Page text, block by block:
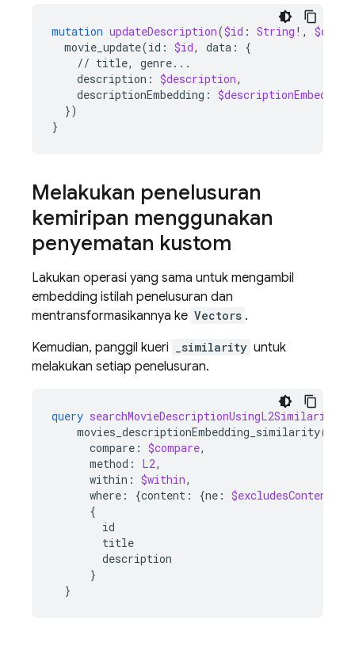
mutation updateDescription($id : String !,
movie_update(id : $id, data :
{
// title, genre...
description : $description,
descriptionEmbedding : $descriptionEmbedding
})
}
Melakukan penelusuran
kemiripan menggunakan
penyematan kustom
Lakukan operasi yang sama untuk mengambil
embedding istilah penelusuran dan
mentransformasikannya ke Vectors .
Kemudian, panggil kueri
_similarity untuk
melakukan setiap penelusuran.
query searchMovieDescriptionUsingL2Similarity
movies_descriptionEmbedding_similarity(
compare : $compare,
method : L2,
within : $within,
where : {content : {ne : $excludesContent
{
id
title
description
}
}